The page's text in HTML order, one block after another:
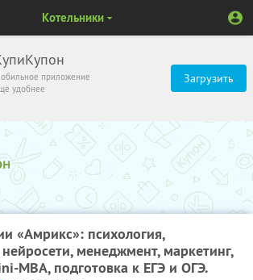
приложение
удобнее
Загрузить
Котельники
«Амрикс»: психология,
менеджмент, маркетинг,
MBA, подготовка к ЕГЭ и ОГЭ.